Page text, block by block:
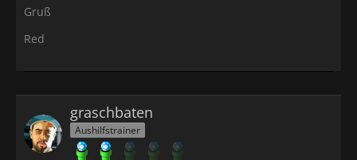
Gruß
Red
graschbaten
Aushilfstrainer